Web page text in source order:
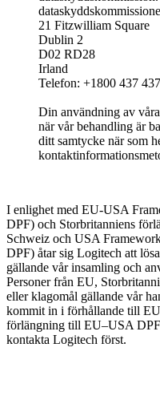
21 Fitzwilliam Square
Dublin 2
D02 RD28
Irland
Telefon: +1800 437
Din användning av
när vår behandling är
ditt samtycke när som
I enlighet med EU-USA
DPF) och Storbritanniens
Schweiz och USA
DPF) åtar sig Logitech att
gällande vår insamling och
Personer från EU,
eller klagomål gällande vår
kommit in i förhållande till
förlängning till EU–USA
kontakta Logitech först.